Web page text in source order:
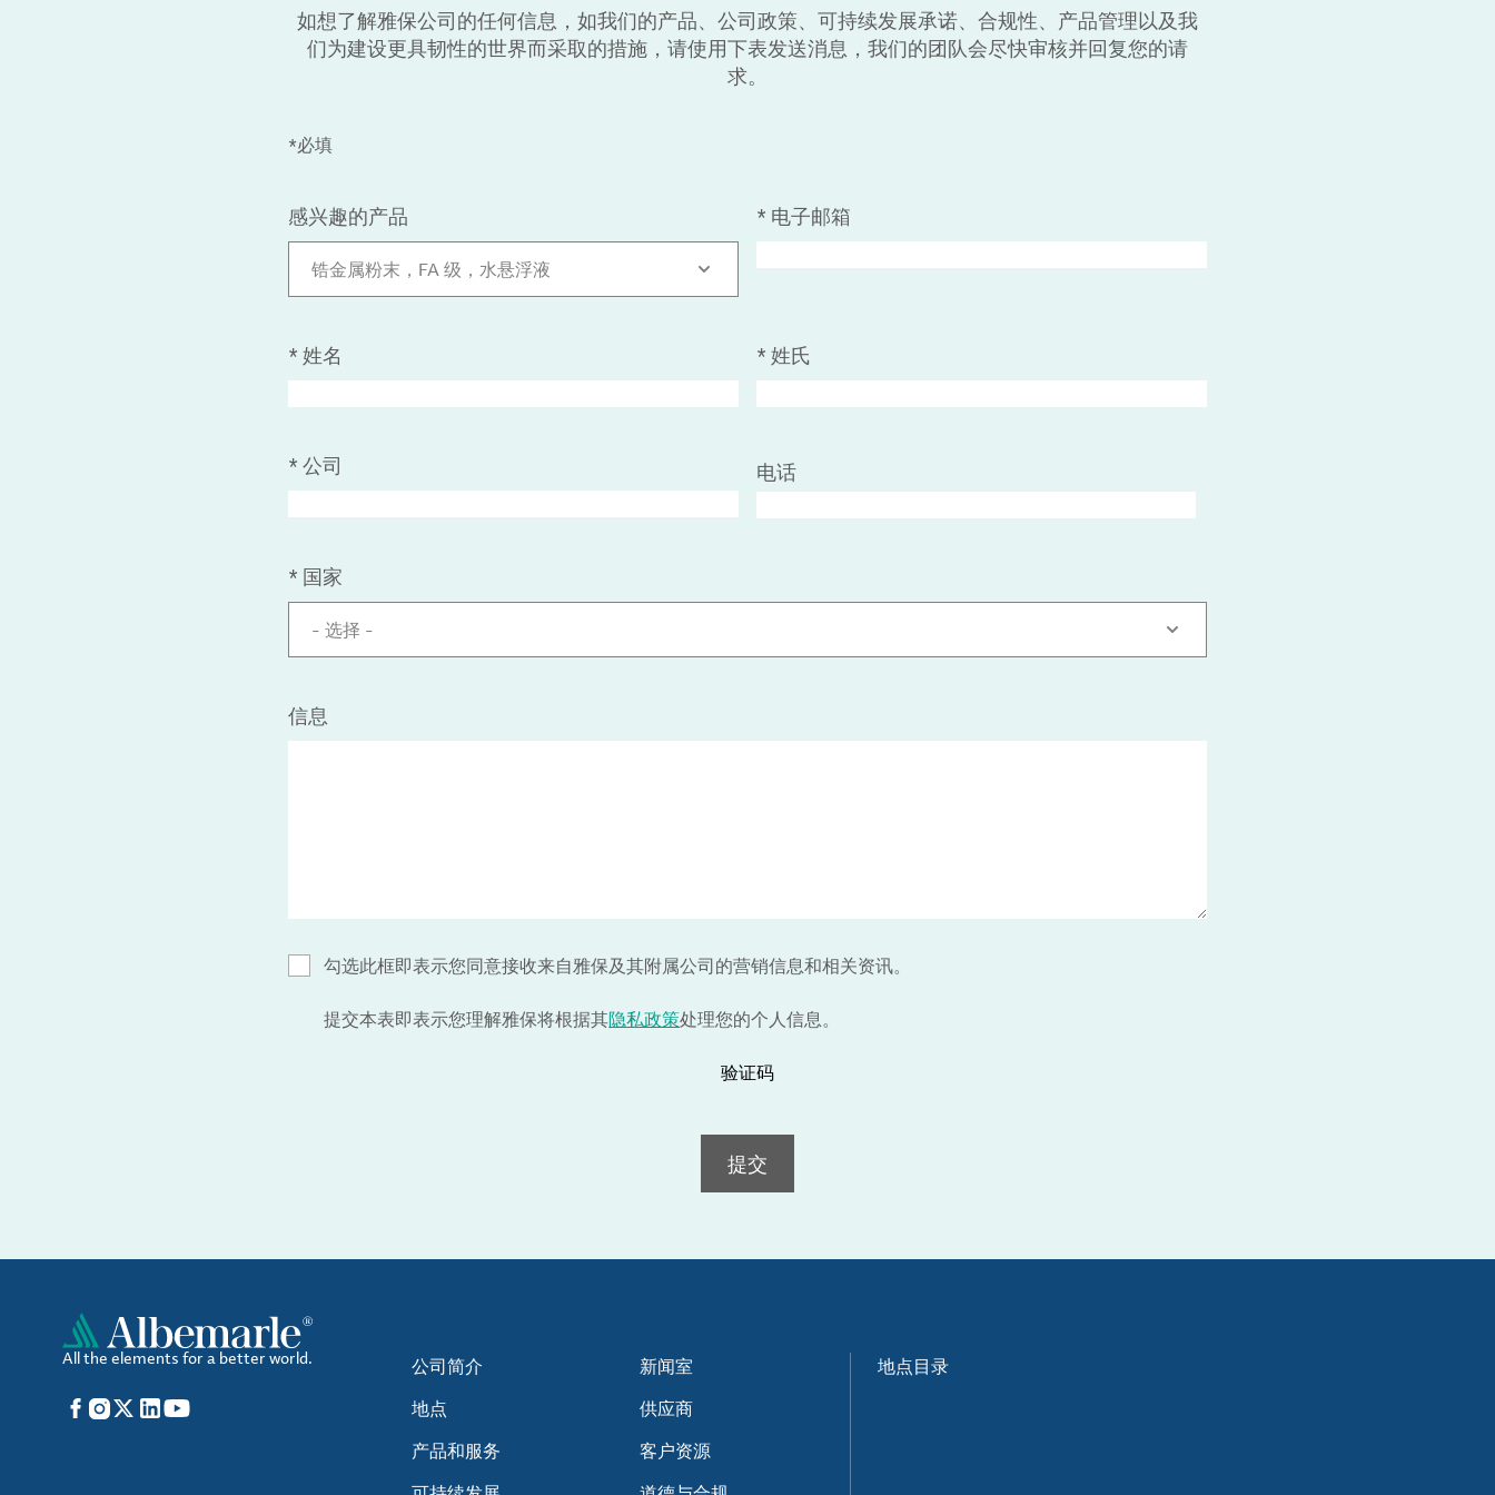
如想了解雅保公司的任何信息，如我们的产品、公司政策、可持续发展承诺、合规性、产品管理以及我
们为建设更具韧性的世界而采取的措施，请使用下表发送消息，我们的团队会尽快审核并回复您的请
求。
*必填
感兴趣的产品
锆金属粉末，FA 级，水悬浮液
* 电子邮箱
*姓名 * 姓氏
*公司 电话
* 国家
- 选择 -
信息
勾选此框即表示您同意接收来自雅保及其附属公司的营销信息和相关资讯。
提交本表即表示您理解雅保将根据其隐私政策处理您的个人信息。
验证码
提交
All the elements for a better world.
Facebook
Instagram
X LinkedIn
YouTube
公司简介
地点
产品和服务
新闻室
供应商
客户资源
地点目录